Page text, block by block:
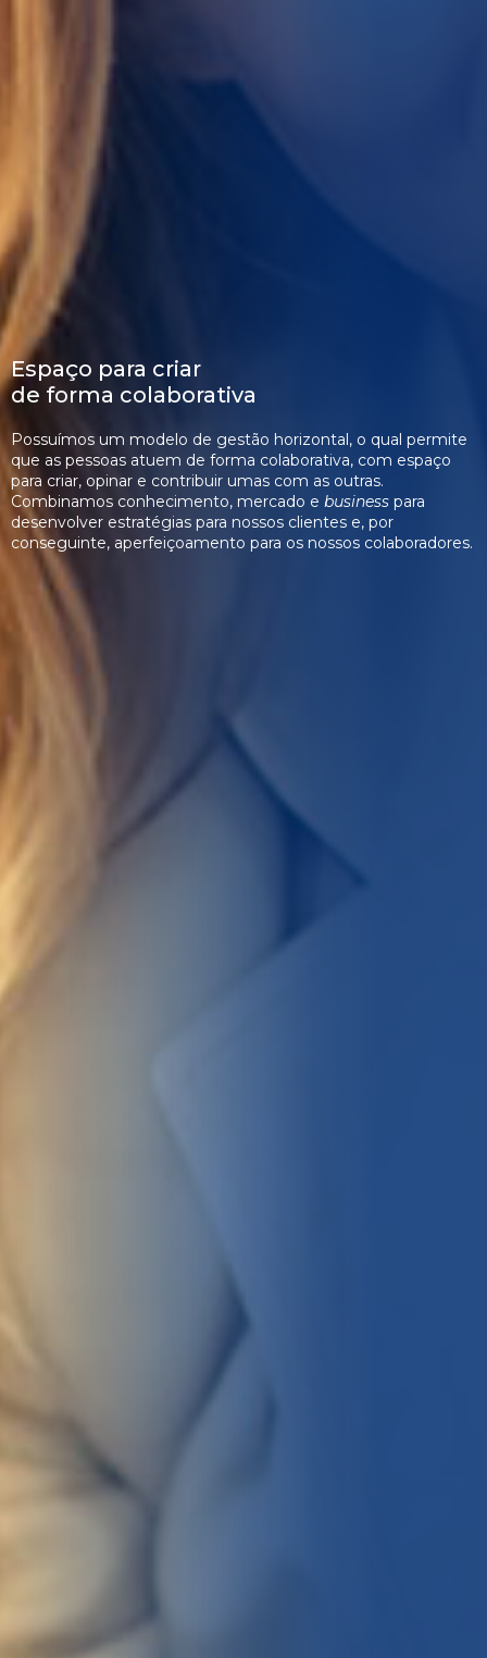
Espaço para criar
de forma colaborativa
Possuímos um modelo de gestão horizontal, o qual permite
que as pessoas atuem de forma colaborativa, com espaço
para criar, opinar e contribuir umas com as outras.
Combinamos conhecimento, mercado e business para
desenvolver estratégias para nossos clientes e, por
conseguinte, aperfeiçoamento para os nossos colaboradores.